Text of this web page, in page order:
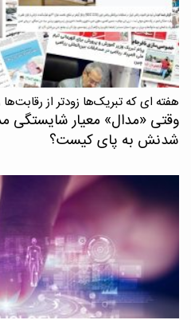
هفته ای که تبریک‌ها زودتر از
وقتی «مدال‌» معیار شایستگی
شدنش به پای کیست؟